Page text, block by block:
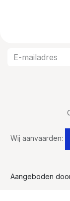
Wij aanvaarden:
Aangeboden